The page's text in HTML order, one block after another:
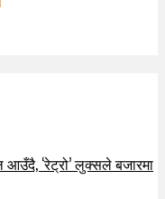
आउँदै, ‘रेट्रो’ लुक्सले बजारमा